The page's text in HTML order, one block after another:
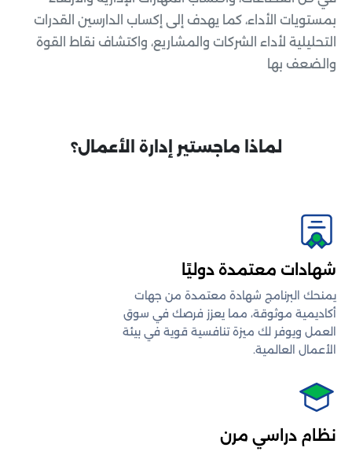
بمستويات الأداء، كما يهدف إلى إكساب الدارسين القدرات
التحليلية لأداء الشركات والمشاريع، واكتشاف نقاط القوة
والضعف بها
لماذا ماجستير إدارة الأعمال؟
شهادات معتمدة دوليًا
يمنحك البرنامج شهادة معتمدة من جهات
أكاديمية موثوقة، مما يعزز فرصك في سوق
العمل ويوفر لك ميزة تنافسية قوية في بيئة
الأعمال العالمية.
نظام دراسي مرن